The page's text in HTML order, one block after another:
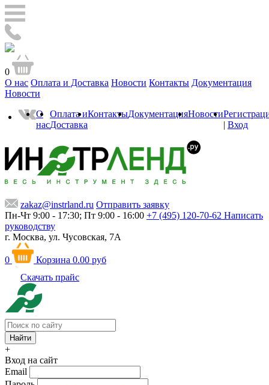
0
О нас Оплата и Доставка Новости Контакты Документация
Новости
О
нас
Оплата и
Доставка
КонтактыДокументацияНовости
| Вход
zakaz@instrland.ru Отправить заявку
Пн-Чт 9:00 - 17:30; Пт 9:00 - 16:00 +7 (495) 120-70-62 Написать
руководству
г. Москва, ул. Чусовская, 7А
0 Корзина 0.00 руб
Скачать прайс
+
Вход на сайт
Email